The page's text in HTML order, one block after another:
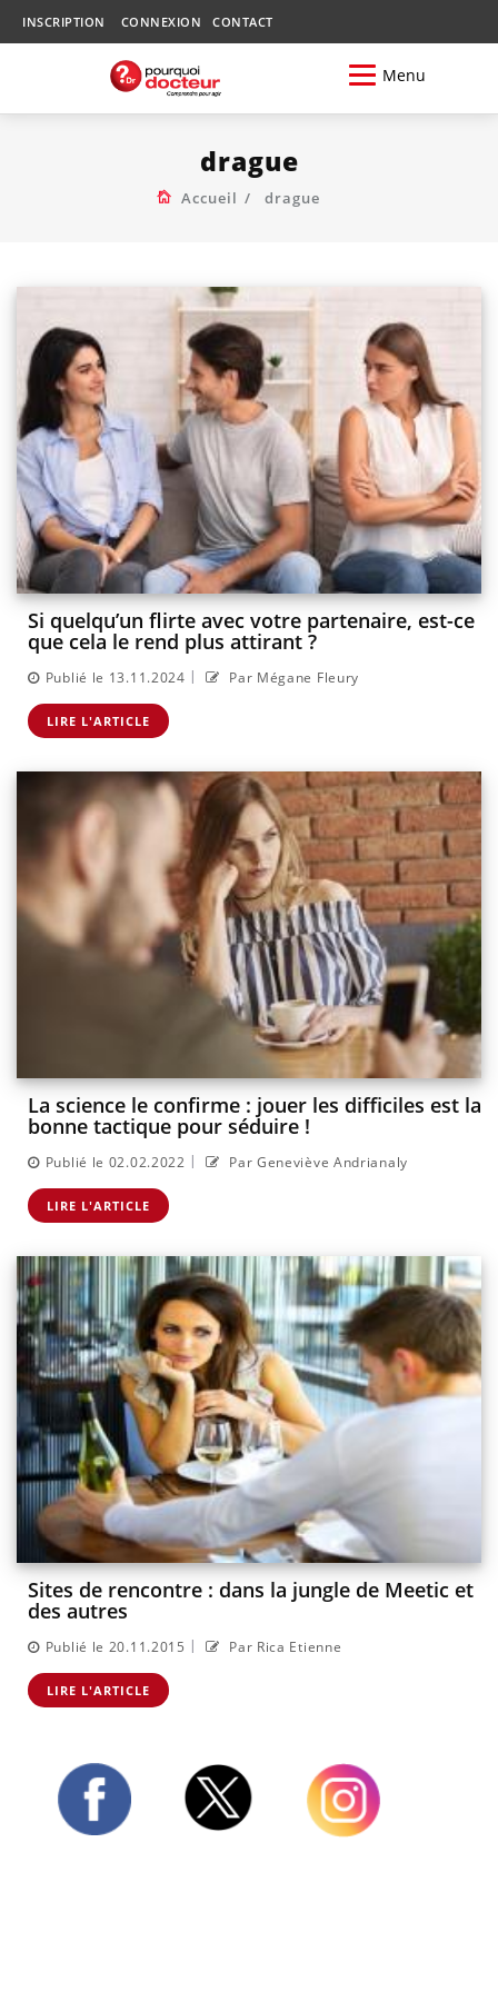
INSCRIPTION CONNEXION CONTACT
Menu
drague
Accueil drague
Si quelqu’un flirte avec votre partenaire, est-ce
que cela le rend plus attirant ?
Publié le 13.11.2024 | Par Mégane Fleury
LIRE L'ARTICLE
La science le confirme : jouer les difficiles est la
bonne tactique pour séduire !
Publié le 02.02.2022 | Par Geneviève Andrianaly
LIRE L'ARTICLE
Sites de rencontre : dans la jungle de Meetic et
des autres
Publié le 20.11.2015 | Par Rica Etienne
LIRE L'ARTICLE